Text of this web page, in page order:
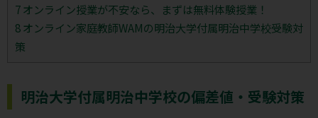
7オンライン授業が不安なら、まずは無料体験授業！
8オンライン家庭教師WAMの明治大学付属明治中学校受験対
策
明治大学付属明治中学校の偏差値・受験対策